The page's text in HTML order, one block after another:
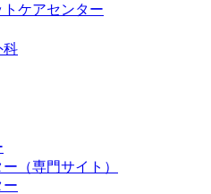
ケアセンター
科
（専門サイト）
ー